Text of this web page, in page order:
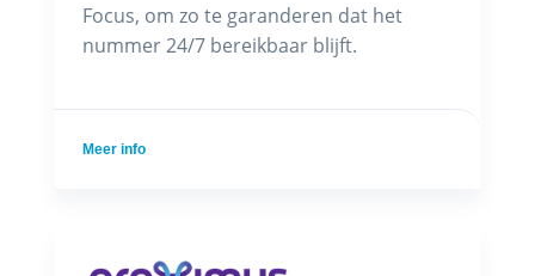
Focus, om zo te garanderen dat het
nummer 24/7 bereikbaar blijft.
Meer info